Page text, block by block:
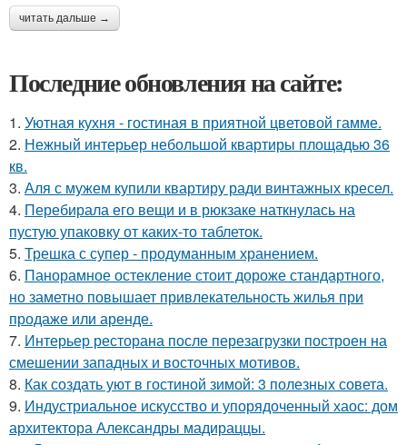
читать дальше →
Последние обновления на сайте:
1. Уютная кухня - гостиная в приятной цветовой гамме.
2. Нежный интерьер небольшой квартиры площадью 36
кв.
3. Аля с мужем купили квартиру ради винтажных кресел.
4. Перебирала его вещи и в рюкзаке наткнулась на
пустую упаковку от каких-то таблеток.
5. Трешка с супер - продуманным хранением.
6. Панорамное остекление стоит дороже стандартного,
но заметно повышает привлекательность жилья при
продаже или аренде.
7. Интерьер ресторана после перезагрузки построен на
смешении западных и восточных мотивов.
8. Как создать уют в гостиной зимой: 3 полезных совета.
9. Индустриальное искусство и упорядоченный хаос: дом
архитектора Александры мадираццы.